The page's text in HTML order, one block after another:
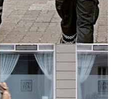
milljónum á því að